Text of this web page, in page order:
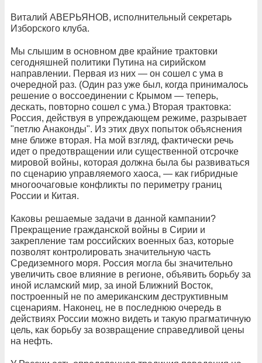
Виталий АВЕРЬЯНОВ, исполнительный секретарь
Изборского клуба.
Мы слышим в основном две крайние трактовки
сегодняшней политики Путина на сирийском
направлении. Первая из них — он сошел с ума в
очередной раз. (Один раз уже был, когда принималось
решение о воссоединении с Крымом — теперь,
дескать, повторно сошел с ума.) Вторая трактовка:
Россия, действуя в упреждающем режиме, разрывает
"петлю Анаконды". Из этих двух попыток объяснения
мне ближе вторая. На мой взгляд, фактически речь
идет о предотвращении или существенной отсрочке
мировой войны, которая должна была бы развиваться
по сценарию управляемого хаоса, — как гибридные
многоочаговые конфликты по периметру границ
России и Китая.
Каковы решаемые задачи в данной кампании?
Прекращение гражданской войны в Сирии и
закрепление там российских военных баз, которые
позволят контролировать значительную часть
Средиземного моря. Россия могла бы значительно
увеличить свое влияние в регионе, объявить борьбу за
иной исламский мир, за иной Ближний Восток,
построенный не по американским деструктивным
сценариям. Наконец, не в последнюю очередь в
действиях России можно видеть и такую прагматичную
цель, как борьбу за возвращение справедливой цены
на нефть.